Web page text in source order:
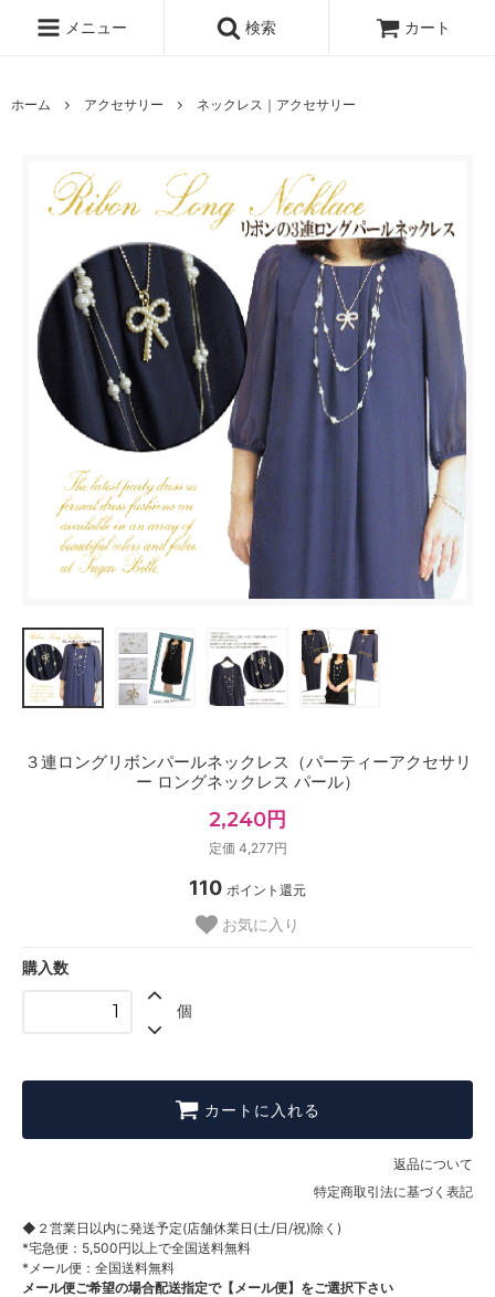
メニュー 検索 カート
ホーム アクセサリー ネックレス｜アクセサリー
３連ロングリボンパールネックレス（パーティーアクセサリ
ー ロングネックレス パール）
2,240円
定価 4,277円
110 ポイント還元
お気に入り
購入数
個
カートに入れる
返品について
特定商取引法に基づく表記
◆２営業日以内に発送予定(店舗休業日(土/日/祝)除く)
*宅急便：5,500円以上で全国送料無料
*メール便：全国送料無料
メール便ご希望の場合配送指定で【メール便】をご選択下さい